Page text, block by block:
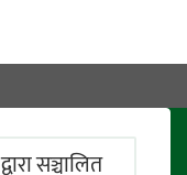
सञ्चालित